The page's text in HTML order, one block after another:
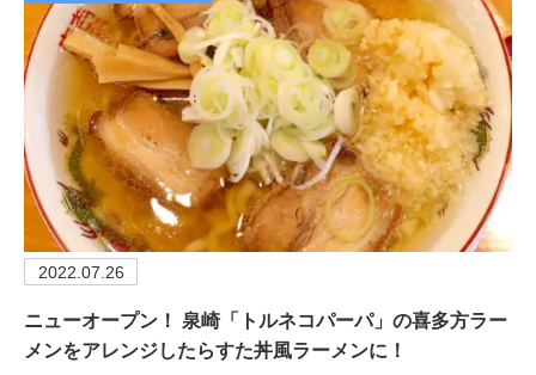
2022.07.26
ニューオープン！ 泉崎「トルネコパーパ」の喜多方ラー
メンをアレンジしたらすた丼風ラーメンに！